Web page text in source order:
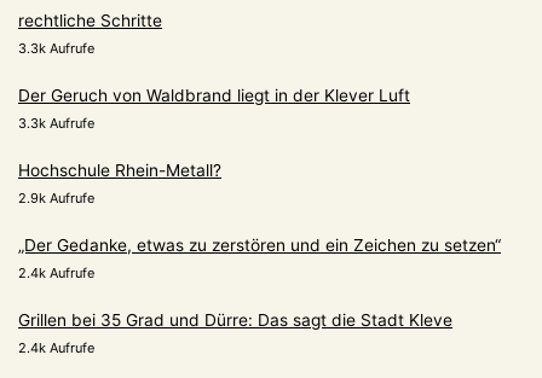
rechtliche Schritte
3.3k Aufrufe
Der Geruch von Waldbrand liegt in der Klever Luft
3.3k Aufrufe
Hochschule Rhein-Metall?
2.9k Aufrufe
„Der Gedanke, etwas zu zerstören und ein Zeichen zu setzen“
2.4k Aufrufe
Grillen bei 35 Grad und Dürre: Das sagt die Stadt Kleve
2.4k Aufrufe